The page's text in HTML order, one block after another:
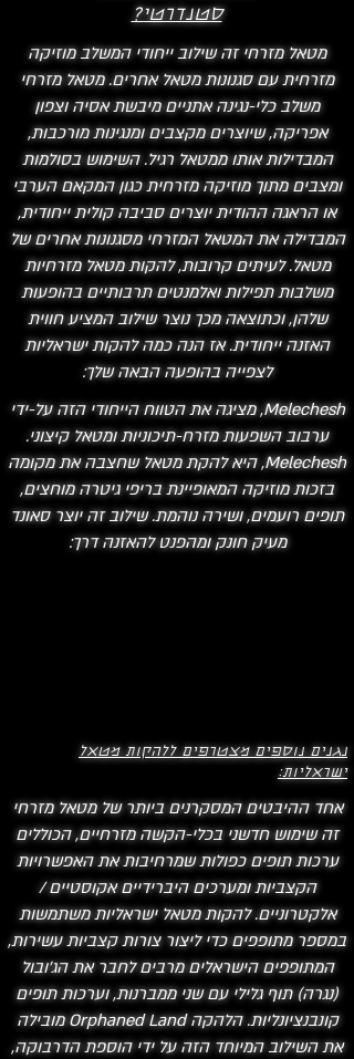
סטנדרטי?
מטאל מזרחי זה שילוב ייחודי המשלב מוזיקה
מזרחית עם סגנונות מטאל אחרים. מטאל מזרחי
משלב כלי-נגינה אתניים מיבשת אסיה וצפון
אפריקה, שיוצרים מקצבים ומנגינות מורכבות,
המבדילות אותו ממטאל רגיל. השימוש בסולמות
ומצבים מתוך מוזיקה מזרחית כגון המקאם הערבי
או הראגה ההודית יוצרים סביבה קולית ייחודית,
המבדילה את המטאל המזרחי מסגנונות אחרים של
מטאל. לעיתים קרובות, להקות מטאל מזרחיות
משלבות תפילות ואלמנטים תרבותיים בהופעות
שלהן, וכתוצאה מכך נוצר שילוב המציע חווית
האזנה ייחודית. אז הנה כמה להקות ישראליות
לצפייה בהופעה הבאה שלך:
Melechesh, מציגה את הטווח הייחודי הזה על-ידי
ערבוב השפעות מזרח-תיכוניות ומטאל קיצוני.
Melechesh, היא להקת מטאל שחצבה את מקומה
בזכות מוזיקה המאופיינת בריפי גיטרה מוחצים,
תופים רועמים, ושירה נוהמת. שילוב זה יוצר סאונד
מעיק חונק ומהפנט להאזנה דרך:
נגנים נוספים מצטרפים ללהקות מטאל
ישראליות:
אחד ההיבטים המסקרנים ביותר של מטאל מזרחי
זה שימוש חדשני בכלי-הקשה מזרחיים, הכוללים
ערכות תופים כפולות שמרחיבות את האפשרויות
הקצביות ומערכים היברידיים אקוסטיים /
אלקטרוניים. להקות מטאל ישראליות משתמשות
במספר מתופפים כדי ליצור צורות קצביות עשירות,
המתופפים הישראלים מרבים לחבר את הג'ובול
(נגרה) תוף גלילי עם שני ממברנות, וערכות תופים
קונבנציונליות. הלהקה Orphaned Land מובילה
את השילוב המיוחד הזה על ידי הוספת הדרבוקה,